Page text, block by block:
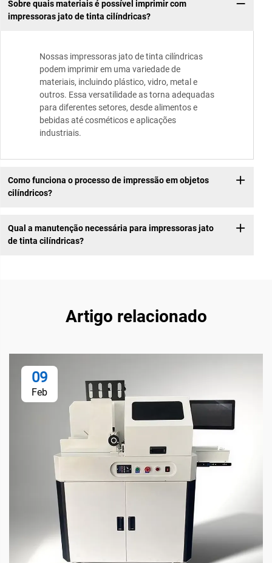
Sobre quais materiais é possível imprimir com
impressoras jato de tinta cilíndricas?
Nossas impressoras jato de tinta cilíndricas
podem imprimir em uma variedade de
materiais, incluindo plástico, vidro, metal e
outros. Essa versatilidade as torna adequadas
para diferentes setores, desde alimentos e
bebidas até cosméticos e aplicações
industriais.
Como funciona o processo de impressão em objetos
cilíndricos?
Qual a manutenção necessária para impressoras jato
de tinta cilíndricas?
Artigo relacionado
09
Feb